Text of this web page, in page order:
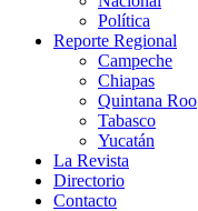
Política
Reporte Regional
Campeche
Chiapas
Quintana Roo
Tabasco
Yucatán
La Revista
Directorio
Contacto